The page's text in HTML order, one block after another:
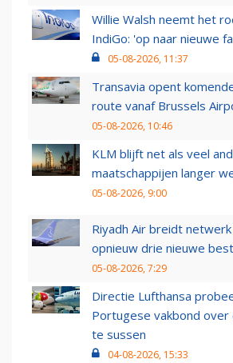
Willie Walsh neemt het
IndiGo: 'op naar nieuwe
05-08-2026, 11:37
Transavia opent
route vanaf Brussels
05-08-2026, 10:46
KLM blijft net als veel
maatschappijen langer
05-08-2026, 9:00
Riyadh Air breidt
opnieuw drie nieuwe
05-08-2026, 7:29
Directie Lufthansa
Portugese vakbond over
te sussen
04-08-2026, 15:33